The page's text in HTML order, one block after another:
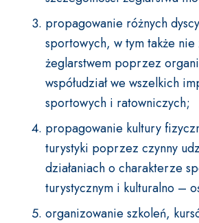
propagowanie różnych
sportowych, w tym także nie
żeglarstwem poprzez
współudział we wszelkich
sportowych i ratowniczych;
propagowanie kultury
turystyki poprzez czynny
działaniach o charakterze
turystycznym i kulturalno –
organizowanie szkoleń,